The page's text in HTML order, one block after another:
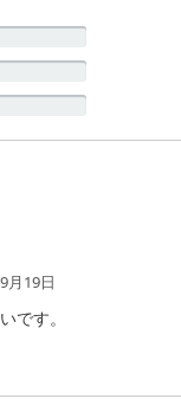
月19日
です。